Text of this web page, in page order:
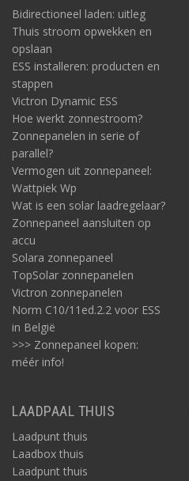
Bidirectioneel laden: uitleg
Thuis stroom opwekken en
opslaan
ESS installeren: producten en
stappen
Victron Dynamic ESS
Hoe werkt zonnestroom?
Zonnepanelen in serie of
parallel?
Vermogen uit zonnepaneel:
Wattpiek Wp
Wat is een solar laadregelaar?
Zonnepaneel aansluiten op
accu
Solara zonnepaneel
TopSolar zonnepanelen
Victron zonnepanelen
Norm C10/11ed.2.2 voor ESS
in België
>>> Zonnepaneel kopen:
méér info!
LAADPAAL THUIS
Laadpunt thuis
Laadbox thuis
Laadpunt thuis